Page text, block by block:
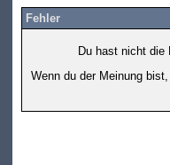
Fehler
Du hast nicht die
Wenn du der Meinung